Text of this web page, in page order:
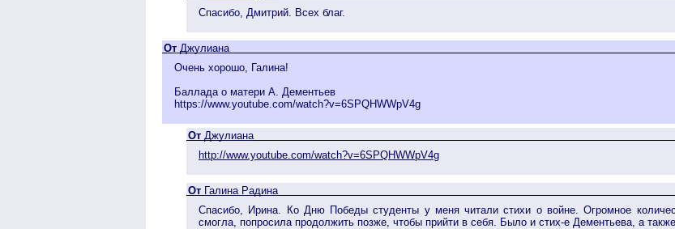
Спасибо, Дмитрий. Всех благ.
От Джулиана
Очень хорошо, Галина!
Баллада о матери А. Дементьев
https://www.youtube.com/watch?v=6SPQHWWpV4g
От Джулиана
http://www.youtube.com/watch?v=6SPQHWWpV4g
От Галина Радина
Спасибо, Ирина. Ко Дню Победы студенты у меня читали стихи о войне. Огромное
смогла, попросила продолжить позже, чтобы прийти в себя. Было и стих-е Дементьева, а